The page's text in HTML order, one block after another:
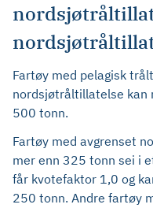
Fartøy med pelagisk
nordsjøtråltillatelse kan
500 tonn.
Fartøy med avgrenset
mer enn 325 tonn sei i
får kvotefaktor 1,0 og
250 tonn. Andre fartøy